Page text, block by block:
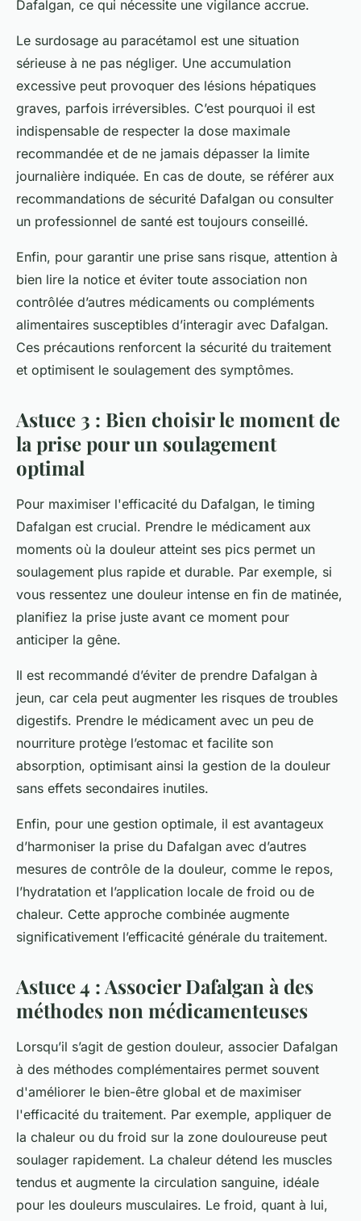
Dafalgan, ce qui nécessite une vigilance accrue.
Le surdosage au paracétamol est une situation
sérieuse à ne pas négliger. Une accumulation
excessive peut provoquer des lésions hépatiques
graves, parfois irréversibles. C’est pourquoi il est
indispensable de respecter la dose maximale
recommandée et de ne jamais dépasser la limite
journalière indiquée. En cas de doute, se référer aux
recommandations de sécurité Dafalgan ou consulter
un professionnel de santé est toujours conseillé.
Enfin, pour garantir une prise sans risque, attention à
bien lire la notice et éviter toute association non
contrôlée d’autres médicaments ou compléments
alimentaires susceptibles d’interagir avec Dafalgan.
Ces précautions renforcent la sécurité du traitement
et optimisent le soulagement des symptômes.
Astuce 3 : Bien choisir le moment de
la prise pour un soulagement
optimal
Pour maximiser l'efficacité du Dafalgan, le timing
Dafalgan est crucial. Prendre le médicament aux
moments où la douleur atteint ses pics permet un
soulagement plus rapide et durable. Par exemple, si
vous ressentez une douleur intense en fin de matinée,
planifiez la prise juste avant ce moment pour
anticiper la gêne.
Il est recommandé d’éviter de prendre Dafalgan à
jeun, car cela peut augmenter les risques de troubles
digestifs. Prendre le médicament avec un peu de
nourriture protège l’estomac et facilite son
absorption, optimisant ainsi la gestion de la douleur
sans effets secondaires inutiles.
Enfin, pour une gestion optimale, il est avantageux
d’harmoniser la prise du Dafalgan avec d’autres
mesures de contrôle de la douleur, comme le repos,
l’hydratation et l’application locale de froid ou de
chaleur. Cette approche combinée augmente
significativement l’efficacité générale du traitement.
Astuce 4 : Associer Dafalgan à des
méthodes non médicamenteuses
Lorsqu’il s’agit de gestion douleur, associer Dafalgan
à des méthodes complémentaires permet souvent
d'améliorer le bien-être global et de maximiser
l'efficacité du traitement. Par exemple, appliquer de
la chaleur ou du froid sur la zone douloureuse peut
soulager rapidement. La chaleur détend les muscles
tendus et augmente la circulation sanguine, idéale
pour les douleurs musculaires. Le froid, quant à lui,